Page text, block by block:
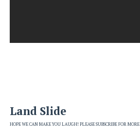
Land Slide
HOPE WE CAN MAKE YOU LAUGH! PLEASE SUBSCRIBE FOR MORE